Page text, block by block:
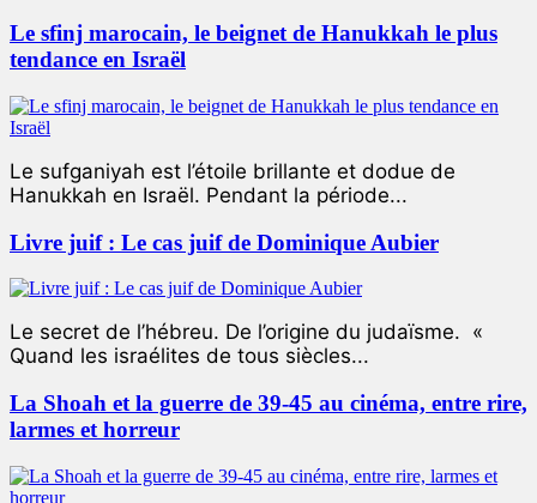
Le sfinj marocain, le beignet de Hanukkah le plus
tendance en Israël
Le sufganiyah est l’étoile brillante et dodue de
Hanukkah en Israël. Pendant la période...
Livre juif : Le cas juif de Dominique Aubier
Le secret de l’hébreu. De l’origine du judaïsme. «
Quand les israélites de tous siècles...
La Shoah et la guerre de 39-45 au cinéma, entre rire,
larmes et horreur